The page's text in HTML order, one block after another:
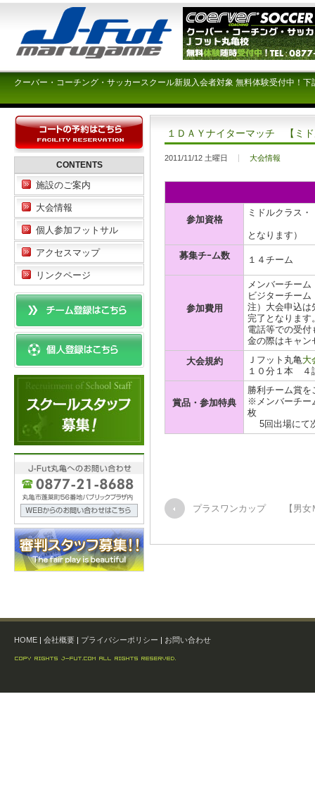
クーバー・コーチング・サッカースクール新規入会者対象 無料体験受付中！
１ＤＡＹナイターマッチ 【ミ
2011/11/12 土曜日 大会情報
参加資格
ミドルクラス
となります）
募集チｰム数
１４チーム
参加費用
メンバーチー
ビジターチー
注）大会申込は
完了となります
電話等での受
金の際はキャン
大会規約
Ｊフット丸亀 大
１０分１本 ４
賞品・参加特典
勝利チーム賞
※メンバーチー
枚
5回出場にて
プラスワンカップ 【男女
CONTENTS
施設のご案内
大会情報
個人参加フットサル
アクセスマップ
リンクページ
HOME | 会社概要 | プライバシーポリシー | お問い合わせ